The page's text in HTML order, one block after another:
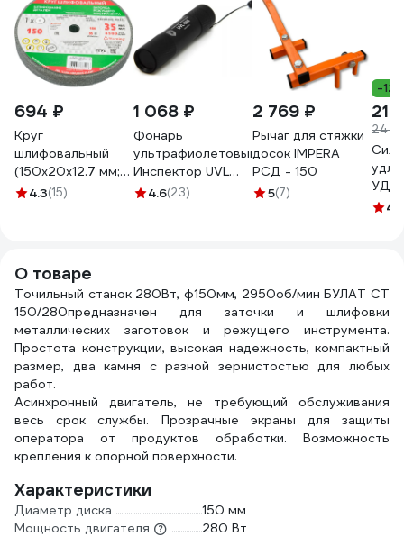
694 ₽
Круг
шлифовальный
(150х20х12.7 мм;
63С; F60; K) Без
4.3(15)
1 068 ₽
Фонарь
ультрафиолетовый
Инспектор UVL
3654.6(23)
2 769 ₽
Рычаг для стяжки
досок IMPERA
РСД - 150
5(7)
-12%
21
24
с\з
+
4.9
О товаре
Точильный станок 280Вт, ф150мм, 2950об/мин БУЛАТ СТ
150/280предназначен для заточки и шлифовки
металлических заготовок и режущего инструмента.
Простота конструкции, высокая надежность, компактный
размер, два камня с разной зернистостью для любых
работ.
Асинхронный двигатель, не требующий обслуживания
весь срок службы. Прозрачные экраны для защиты
оператора от продуктов обработки. Возможность
крепления к опорной поверхности.
Характеристики
Диаметр диска
150 мм
Мощность двигателя
280 Вт